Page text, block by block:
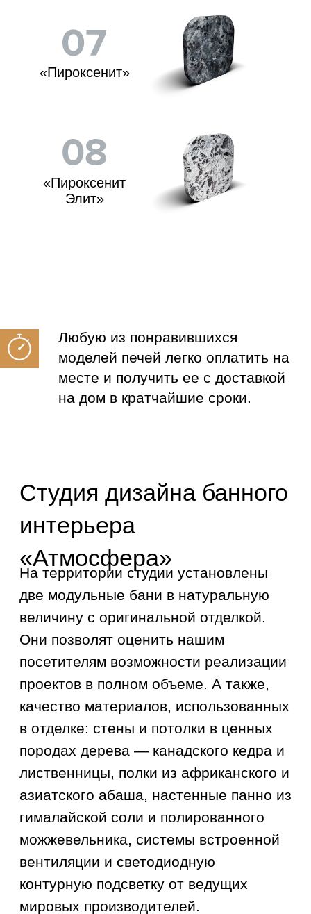
посетителям возможности реализации
проектов в полном объеме. А также,
качество материалов, использованных
в отделке: стены и потолки в ценных
породах дерева — канадского кедра и
можжевельника, системы встроенной
вентиляции и светодиодную
контурную подсветку от ведущих
мировых производителей.
У нас вы можете получить
профессиональную
консультацию от специалистов
завода «ПроМеталл» по
абсолютно всем интересующим
оборудования, комплектующих и
до рекомендаций по монтажу и
Поможем вам определиться с
выбором печи, подходящей по
параметрам именно для вашей
парной
Дадим профессиональные
парного помещения: подберем
эргономичную конфигурацию
освещения, дымоотведения,
вентиляции